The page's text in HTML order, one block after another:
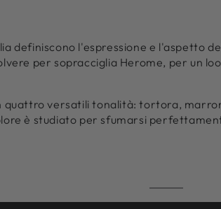
definiscono l'espressione e l'aspetto
per sopracciglia Herome, per un
quattro versatili tonalità: tortora,
è studiato per sfumarsi
Marrone
Variante
esaurita